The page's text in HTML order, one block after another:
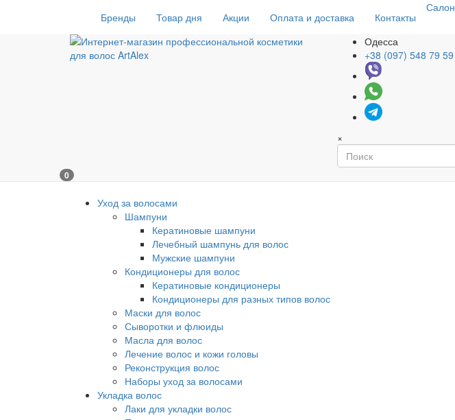
Бренды Товар дня Акции Оплата и доставка Контакты
Салон
Одесса
+38 (097) 548 79 59
×
0
Уход за волосами
Шампуни
Кератиновые шампуни
Лечебный шампунь для волос
Мужские шампуни
Кондиционеры для волос
Кератиновые кондиционеры
Кондиционеры для разных типов волос
Маски для волос
Сыворотки и флюиды
Масла для волос
Лечение волос и кожи головы
Реконструкция волос
Наборы уход за волосами
Укладка волос
Лаки для укладки волос